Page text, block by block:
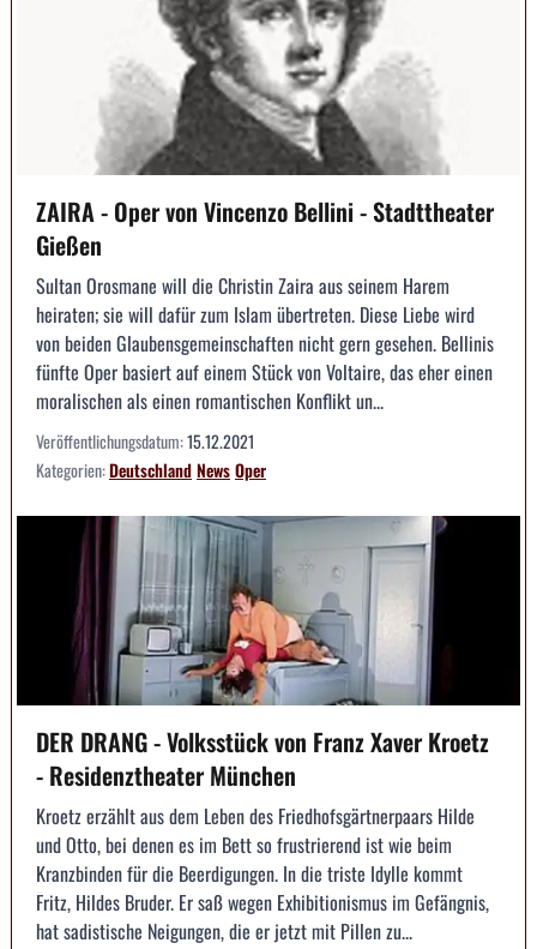
ZAIRA - Oper von Vincenzo Bellini - Stadttheater
Gießen
Sultan Orosmane will die Christin Zaira aus seinem Harem
heiraten; sie will dafür zum Islam übertreten. Diese Liebe wird
von beiden Glaubensgemeinschaften nicht gern gesehen. Bellinis
fünfte Oper basiert auf einem Stück von Voltaire, das eher einen
moralischen als einen romantischen Konflikt un...
Veröffentlichungsdatum:15.12.2021
Kategorien:DeutschlandNewsOper
DER DRANG - Volksstück von Franz Xaver Kroetz
- Residenztheater München
Kroetz erzählt aus dem Leben des Friedhofsgärtnerpaars Hilde
und Otto, bei denen es im Bett so frustrierend ist wie beim
Kranzbinden für die Beerdigungen. In die triste Idylle kommt
Fritz, Hildes Bruder. Er saß wegen Exhibitionismus im Gefängnis,
hat sadistische Neigungen, die er jetzt mit Pillen zu...